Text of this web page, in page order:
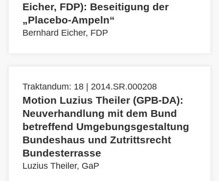
Eicher, FDP): Beseitigung der
„Placebo-Ampeln“
Bernhard Eicher, FDP
Traktandum: 18 | 2014.SR.000208
Motion Luzius Theiler (GPB-DA):
Neuverhandlung mit dem Bund
betreffend Umgebungsgestaltung
Bundeshaus und Zutrittsrecht
Bundesterrasse
Luzius Theiler, GaP